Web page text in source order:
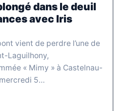
dans le deuil
avec Iris
vient de perdre l’une de
Laguilhony,
« Mimy » à Castelnau-
5…